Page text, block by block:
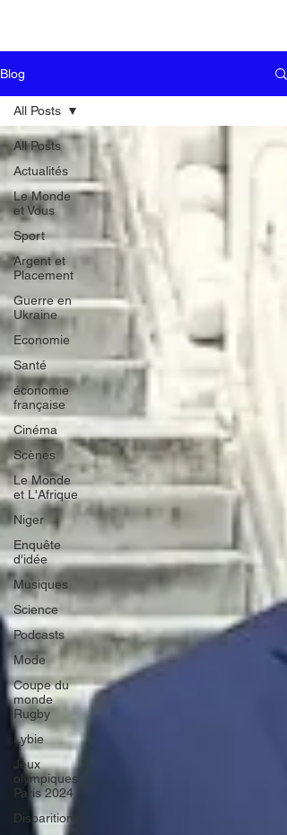
Blog
All Posts
Actualités
Le Monde
et Vous
Sport
Argent et
Placement
Guerre en
Ukraine
Economie
Santé
économie
française
Cinéma
Scènes
Le Monde
et L'Afrique
Niger
Enquête
d'idée
Musiques
Science
Podcasts
Mode
Coupe du
monde
Rugby
Lybie
Jeux
olympiques
Paris 2024
Disparitions
All Posts